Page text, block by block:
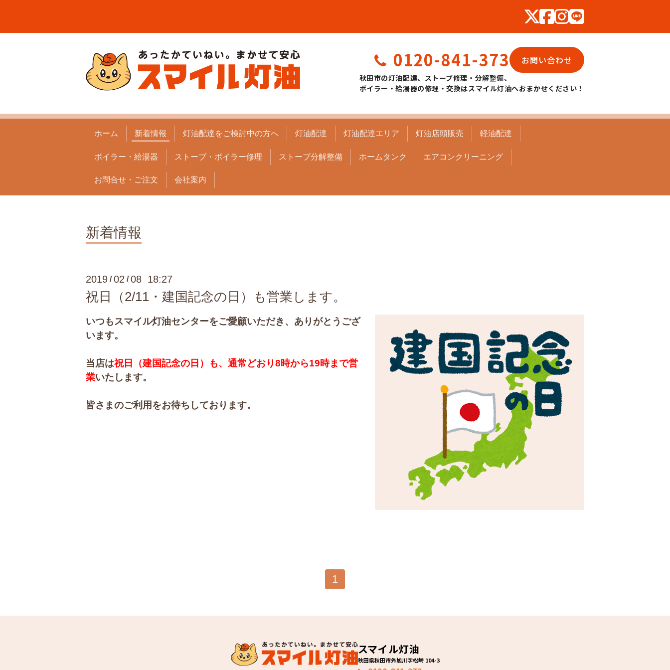
0120-841-373 お問い合わせ
秋田市の灯油配達、ストーブ修理・分解整備、
ボイラー・給湯器の修理・交換はスマイル灯油へおまかせください！
ホーム 新着情報 灯油配達をご検討中の方へ 灯油配達 灯油配達エリア 灯油店頭販売 軽油配達
ボイラー・給湯器 ストーブ・ボイラー修理 ストーブ分解整備 ホームタンク エアコンクリーニング
お問合せ・ご注文 会社案内
新着情報
2019 /02 /08 18:27
祝日（2/11・建国記念の日）も営業します。
いつもスマイル灯油センターをご愛顧いただき、ありがとうござ
います。
当店は祝日（建国記念の日）も、通常どおり8時から19時まで営
業いたします。
皆さまのご利用をお待ちしております。
1
スマイル灯油
秋田県秋田市外旭川字松崎 104-3